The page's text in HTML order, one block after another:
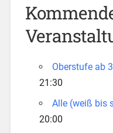
Oberstufe ab
21:30
Alle (weiß bis
20:00